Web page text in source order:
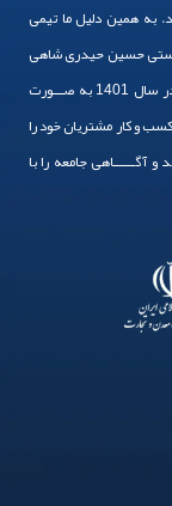
به همین دلیل ما تیمی
حسین حیدری شاهی
سرایی گرد هم آورده ایم. سال 1394 فعالیت خود را آغاز و در سال 1401 به صـــورت
است کسب و کار مشتریان خود را
آگــــــاهی جامعه را با